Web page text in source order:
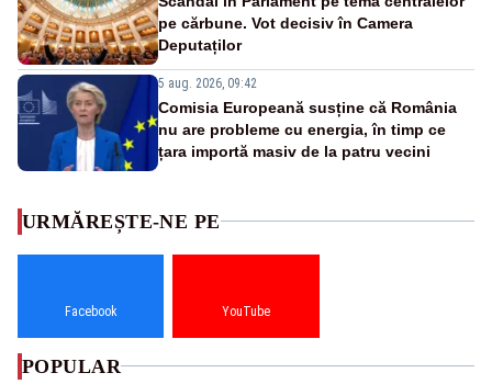
pe cărbune. Vot decisiv în Camera
Deputaților
5 aug. 2026, 09:42
Comisia Europeană susține că România
nu are probleme cu energia, în timp ce
țara importă masiv de la patru vecini
URMĂREȘTE-NE PE
Facebook YouTube
POPULAR